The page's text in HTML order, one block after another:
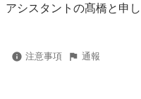
アシスタントの髙橋と申
注意事項 通報